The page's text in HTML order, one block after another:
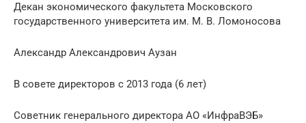
Декан экономического факультета Московского
государственного университета им. М. В. Ломоносова
Александр Александрович Аузан
В совете директоров с 2013 года (6 лет)
Советник генерального директора АО «ИнфраВЭБ»